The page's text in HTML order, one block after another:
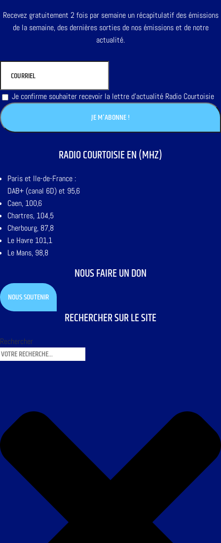
Recevez gratuitement 2 fois par semaine un récapitulatif des émissions
de la semaine, des dernières sorties de nos émissions et de notre
actualité.
Je confirme souhaiter recevoir la lettre d'actualité Radio Courtoisie
RADIO COURTOISIE EN (MHZ)
Paris et Ile-de-France :
DAB+ (canal 6D) et 95,6
Caen, 100,6
Chartres, 104,5
Cherbourg, 87,8
Le Havre 101,1
Le Mans, 98,8
NOUS FAIRE UN DON
NOUS SOUTENIR
RECHERCHER SUR LE SITE
Rechercher